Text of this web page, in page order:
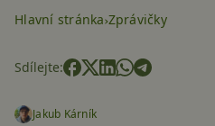
Hlavní stránka Zprávičky
Sdílejte:
Jakub Kárník